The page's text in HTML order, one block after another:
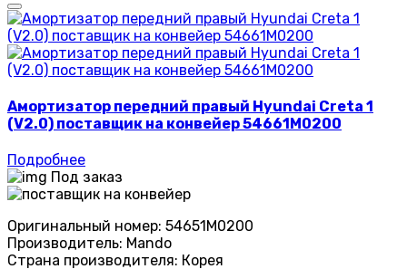
Амортизатор передний правый Hyundai Creta 1
(V2.0) поставщик на конвейер 54661M0200
Подробнее
Под заказ
Оригинальный номер: 54651M0200
Производитель: Mando
Страна производителя: Корея